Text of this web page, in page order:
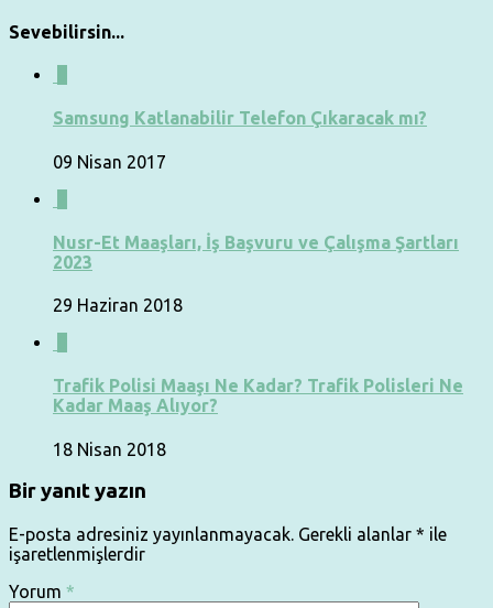
Sevebilirsin...
Samsung Katlanabilir Telefon Çıkaracak mı?
09 Nisan 2017
Nusr-Et Maaşları, İş Başvuru ve Çalışma Şartları
2023
29 Haziran 2018
Trafik Polisi Maaşı Ne Kadar? Trafik Polisleri Ne
Kadar Maaş Alıyor?
18 Nisan 2018
Bir yanıt yazın
E-posta adresiniz yayınlanmayacak. Gerekli alanlar * ile
işaretlenmişlerdir
Yorum *